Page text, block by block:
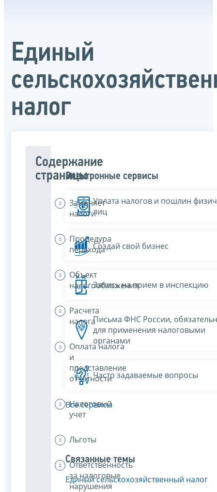
Единый
налог
Содержание
страницы
Заменяет
налоги
Процедура
перехода
Объект
налогообложения
Расчета
налога
Оплата налога
и
представление
отчётности
Налоговый
учет
Льготы
Ответственность
за налоговые
нарушения
Электронные сервисы
Уплата налогов и пошлин
лиц
Создай свой бизнес
Запись на прием в инспекцию
Письма ФНС России,
для применения налоговыми
органами
Часто задаваемые вопросы
Все сервисы
Связанные темы
Единый сельскохозяйственный налог